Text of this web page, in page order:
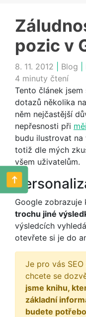
pozic v
8. 11. 2012 Blog
4 minuty čtení
Tento článek
dotazů několika
něm nejčastější
nepřesnosti při
budu ilustrovat na
totiž dle mých
všem uživatelům.
Google zobrazuje
trochu jiné
výsledcích
otevřete si je do
Je pro vás
chcete se
jsme knihu,
základní
budete